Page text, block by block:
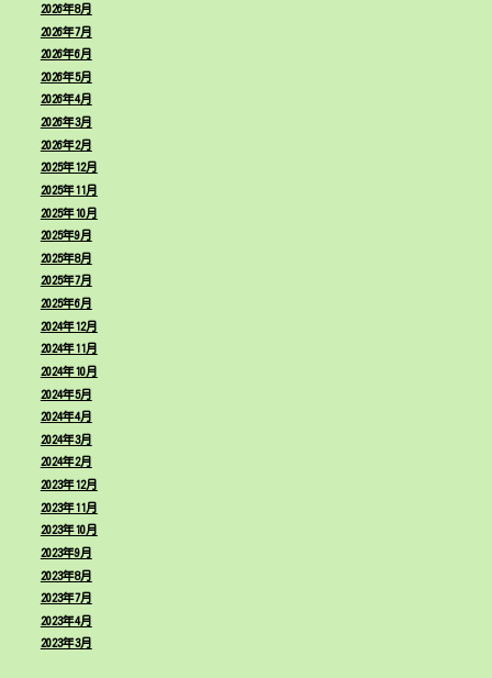
2026年8月
2026年7月
2026年6月
2026年5月
2026年4月
2026年3月
2026年2月
2025年12月
2025年11月
2025年10月
2025年9月
2025年8月
2025年7月
2025年6月
2024年12月
2024年11月
2024年10月
2024年5月
2024年4月
2024年3月
2024年2月
2023年12月
2023年11月
2023年10月
2023年9月
2023年8月
2023年7月
2023年4月
2023年3月